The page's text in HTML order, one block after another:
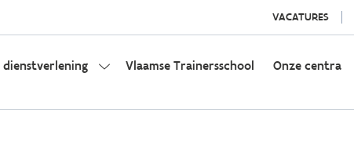
VACATURES
dienstverlening Vlaamse Trainersschool Onze centra